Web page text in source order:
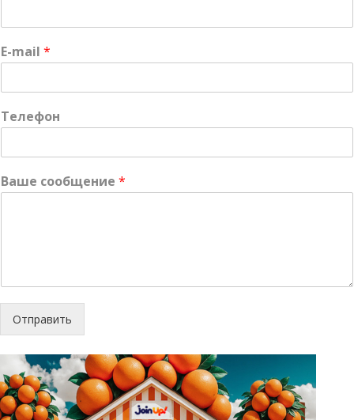
E-mail *
Телефон
Ваше сообщение *
Отправить